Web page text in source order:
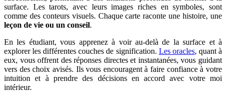
surface. Les tarots, avec leurs images riches en symboles, sont
comme des conteurs visuels. Chaque carte raconte une histoire, une
leçon de vie ou un conseil.
En les étudiant, vous apprenez à voir au-delà de la surface et à
explorer les différentes couches de signification. Les oracles, quant à
eux, vous offrent des réponses directes et instantanées, vous guidant
vers des choix avisés. Ils vous encouragent à faire confiance à votre
intuition et à prendre des décisions en accord avec votre moi
intérieur.